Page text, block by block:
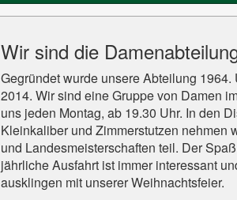
Wir sind die
Gegründet wurde unsere Abteilung
2014. Wir sind eine Gruppe von Damen
uns jeden Montag, ab 19.30 Uhr. In den
Kleinkaliber und Zimmerstutzen nehmen
und Landesmeisterschaften teil. Der
jährliche Ausfahrt ist immer interessant
ausklingen mit unserer Weihnachtsfeier.